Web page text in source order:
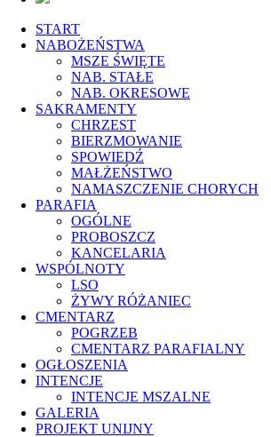
START
NABOŻEŃSTWA
MSZE ŚWIĘTE
NAB. STAŁE
NAB. OKRESOWE
SAKRAMENTY
CHRZEST
BIERZMOWANIE
SPOWIEDŹ
MAŁŻEŃSTWO
NAMASZCZENIE CHORYCH
PARAFIA
OGÓLNE
PROBOSZCZ
KANCELARIA
WSPÓLNOTY
LSO
ŻYWY RÓŻANIEC
CMENTARZ
POGRZEB
CMENTARZ PARAFIALNY
OGŁOSZENIA
INTENCJE
INTENCJE MSZALNE
GALERIA
PROJEKT UNIJNY